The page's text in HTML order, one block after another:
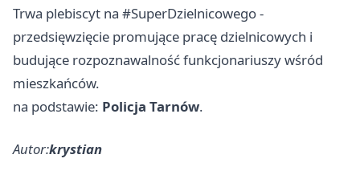
Trwa plebiscyt na #SuperDzielnicowego -
przedsięwzięcie promujące pracę dzielnicowych i
budujące rozpoznawalność funkcjonariuszy wśród
mieszkańców.
na podstawie: Policja Tarnów.
Autor:krystian